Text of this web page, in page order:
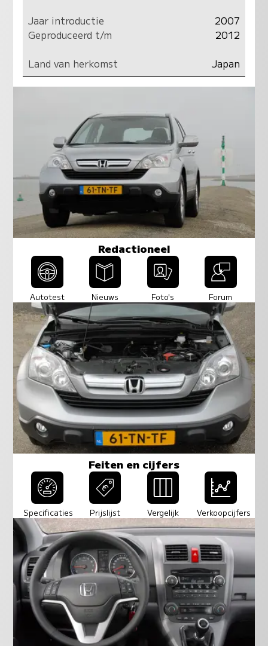
Jaar introductie
2007
Geproduceerd t/m
2012
Land van herkomst
Japan
Redactioneel
Autotest Nieuws Foto's Forum
Feiten en cijfers
Specificaties Prijslijst Vergelijk Verkoopcijfers